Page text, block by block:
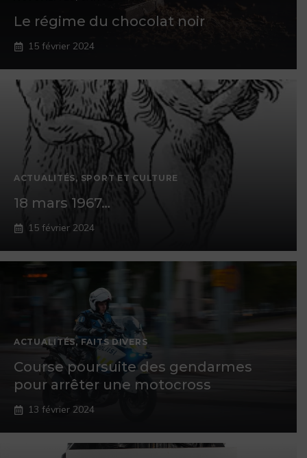
Le régime du chocolat noir
15 février 2024
ACTUALITÉS, SPORT ET CULTURE
18 mars 1967…
15 février 2024
ACTUALITÉS, FAITS DIVERS
Course poursuite des gendarmes
pour arrêter une motocross
13 février 2024